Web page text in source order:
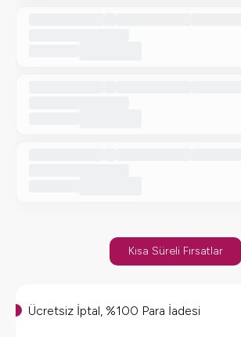
Kısa Süreli Fırsatlar
Ücretsiz İptal, %100 Para İadesi